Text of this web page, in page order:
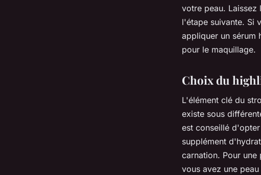
votre peau. Laissez
l'étape suivante. Si
appliquer un sérum
pour le maquillage.
Choix du
L'élément clé du
existe sous
est conseillé
supplément
carnation. Pour
vous avez une